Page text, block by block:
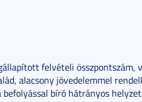
felvételi összpontszám,
alacsony jövedelemmel
bíró hátrányos helyzet